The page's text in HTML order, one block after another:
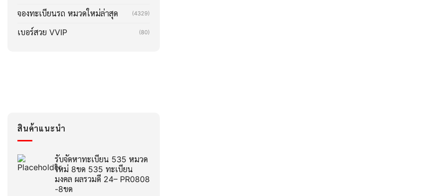
จองทะเบียนรถ หมวดใหม่ล่าสุด (4329)
เบอร์สวย VVIP (80)
สินค้าแนะนำ
รับจัดหาทะเบียน 535 หมวด
ใหม่ 8ขด 535 ทะเบียน
มงคล ผลรวมดี 24– PR0808
-8ขด